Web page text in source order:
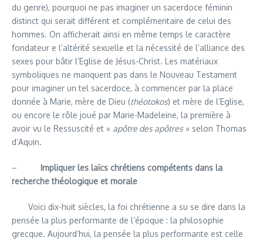
du genre), pourquoi ne pas imaginer un sacerdoce féminin
distinct qui serait différent et complémentaire de celui des
hommes. On afficherait ainsi en même temps le caractère
fondateur e l’altérité sexuelle et la nécessité de l’alliance des
sexes pour bâtir l’Eglise de Jésus-Christ. Les matériaux
symboliques ne manquent pas dans le Nouveau Testament
pour imaginer un tel sacerdoce, à commencer par la place
donnée à Marie, mère de Dieu (théotokos) et mère de l’Eglise,
ou encore le rôle joué par Marie-Madeleine, la première à
avoir vu le Ressuscité et « apôtre des apôtres » selon Thomas
d’Aquin.
– Impliquer les laïcs chrétiens compétents dans la
recherche théologique et morale
Voici dix-huit siècles, la foi chrétienne a su se dire dans la
pensée la plus performante de l’époque : la philosophie
grecque. Aujourd’hui, la pensée la plus performante est celle